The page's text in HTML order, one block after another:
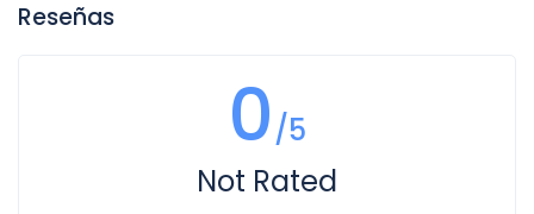
Reseñas
0/5
Not Rated